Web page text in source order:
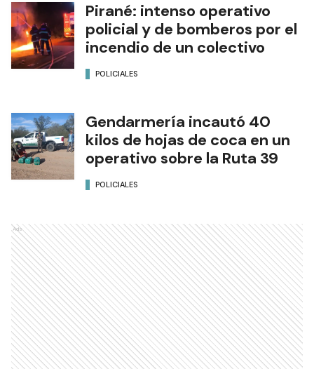
Pirané: intenso operativo
policial y de bomberos por el
incendio de un colectivo
POLICIALES
Gendarmería incautó 40
kilos de hojas de coca en un
operativo sobre la Ruta 39
POLICIALES
Ads